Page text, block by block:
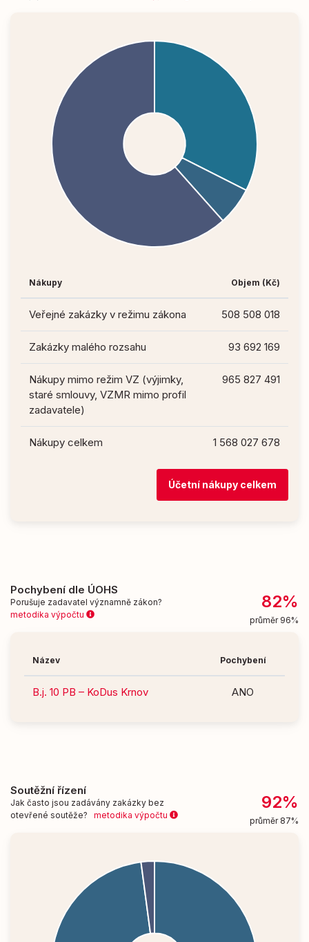
Nákupy Objem (Kč)
Veřejné zakázky v režimu zákona 508 508 018
Zakázky malého rozsahu 93 692 169
Nákupy mimo režim VZ (výjimky,
staré smlouvy, VZMR mimo profil
zadavatele)
965 827 491
Nákupy celkem 1 568 027 678
Účetní nákupy celkem
Pochybení dle ÚOHS
Porušuje zadavatel významně zákon?
metodika výpočtu
82%
průměr 96%
Název Pochybení
B.j. 10 PB – KoDus Krnov ANO
Soutěžní řízení
Jak často jsou zadávány zakázky bez
otevřené soutěže? metodika výpočtu
92%
průměr 87%